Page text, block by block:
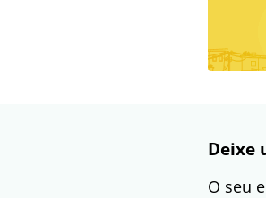
Deixe
O seu